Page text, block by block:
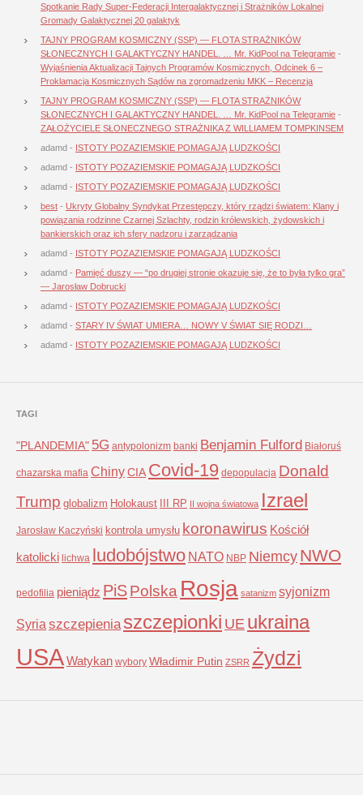
Spotkanie Rady Super-Federacji Intergalaktycznej i Strażników Lokalnej
Gromady Galaktycznej 20 galaktyk
TAJNY PROGRAM KOSMICZNY (SSP) — FLOTA STRAŻNIKÓW
SŁONECZNYCH I GALAKTYCZNY HANDEL. … Mr. KidPool na Telegramie -
Wyjaśnienia Aktualizacji Tajnych Programów Kosmicznych, Odcinek 6 –
Proklamacja Kosmicznych Sądów na zgromadzeniu MKK – Recenzja
TAJNY PROGRAM KOSMICZNY (SSP) — FLOTA STRAŻNIKÓW
SŁONECZNYCH I GALAKTYCZNY HANDEL. … Mr. KidPool na Telegramie -
ZAŁOŻYCIELE SŁONECZNEGO STRAŻNIKA Z WILLIAMEM TOMPKINSEM
adamd - ISTOTY POZAZIEMSKIE POMAGAJĄ LUDZKOŚCI
adamd - ISTOTY POZAZIEMSKIE POMAGAJĄ LUDZKOŚCI
adamd - ISTOTY POZAZIEMSKIE POMAGAJĄ LUDZKOŚCI
best - Ukryty Globalny Syndykat Przestępczy, który rządzi światem: Klany i
powiązania rodzinne Czarnej Szlachty, rodzin królewskich, żydowskich i
bankierskich oraz ich sfery nadzoru i zarządzania
adamd - ISTOTY POZAZIEMSKIE POMAGAJĄ LUDZKOŚCI
adamd - Pamięć duszy — “po drugiej stronie okazuje się, że to była tylko gra”
— Jarosław Dobrucki
adamd - ISTOTY POZAZIEMSKIE POMAGAJĄ LUDZKOŚCI
adamd - STARY IV ŚWIAT UMIERA… NOWY V ŚWIAT SIĘ RODZI…
adamd - ISTOTY POZAZIEMSKIE POMAGAJĄ LUDZKOŚCI
TAGI
"PLANDEMIA" 5G antypolonizm banki Benjamin Fulford Białoruś
chazarska mafia ChinyCIA Covid-19 depopulacja Donald
Trump globalizm Holokaust III RP II wojna światowa Izrael
Jarosław Kaczyński kontrola umysłu koronawirus Kościół
katolicki lichwa ludobójstwo NATO NBP NiemcyNWO
pedofilia pieniądz PiSPolska Rosja satanizm syjonizm
Syria szczepienia szczepionki UE ukraina
USAWatykan wybory Władimir Putin ZSRR Żydzi